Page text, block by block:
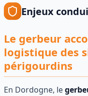
Enjeux
Le gerbeur
logistique des
périgourdins
En Dordogne, le